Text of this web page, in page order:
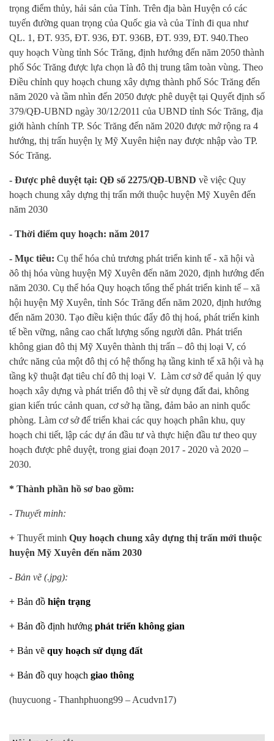
trọng điểm thủy, hải sản của Tỉnh. Trên địa bàn Huyện có các
tuyến đường quan trọng của Quốc gia và của Tỉnh đi qua như
QL. 1, ĐT. 935, ĐT. 936, ĐT. 936B, ĐT. 939, ĐT. 940.Theo
quy hoạch Vùng tỉnh Sóc Trăng, định hướng đến năm 2050 thành
phố Sóc Trăng được lựa chọn là đô thị trung tâm toàn vùng. Theo
Điều chỉnh quy hoạch chung xây dựng thành phố Sóc Trăng đến
năm 2020 và tầm nhìn đến 2050 được phê duyệt tại Quyết định số
379/QĐ-UBND ngày 30/12/2011 của UBND tỉnh Sóc Trăng, địa
giới hành chính TP. Sóc Trăng đến năm 2020 được mở rộng ra 4
hướng, thị trấn huyện lỵ Mỹ Xuyên hiện nay được nhập vào TP.
Sóc Trăng.
- Được phê duyệt tại: QĐ số 2275/QĐ-UBND về việc Quy
hoạch chung xây dựng thị trấn mới thuộc huyện Mỹ Xuyên đến
năm 2030
- Thời điểm quy hoạch: năm 2017
- Mục tiêu: Cụ thể hóa chủ trương phát triển kinh tế - xã hội và
ðô thị hóa vùng huyện Mỹ Xuyên đến năm 2020, định hướng đến
năm 2030. Cụ thể hóa Quy hoạch tổng thể phát triển kinh tế – xã
hội huyện Mỹ Xuyên, tỉnh Sóc Trăng đến năm 2020, định hướng
đến năm 2030. Tạo điều kiện thúc đẩy đô thị hoá, phát triển kinh
tế bền vững, nâng cao chất lượng sống người dân. Phát triển
không gian đô thị Mỹ Xuyên thành thị trấn – đô thị loại V, có
chức năng của một đô thị có hệ thống hạ tầng kinh tế xã hội và hạ
tầng kỹ thuật đạt tiêu chí đô thị loại V. Làm cơ sở để quản lý quy
hoạch xây dựng và phát triển đô thị về sử dụng đất đai, không
gian kiến trúc cảnh quan, cơ sở hạ tầng, đảm bảo an ninh quốc
phòng. Làm cơ sở để triển khai các quy hoạch phân khu, quy
hoạch chi tiết, lập các dự án đầu tư và thực hiện đầu tư theo quy
hoạch được phê duyệt, trong giai đoạn 2017 - 2020 và 2020 –
2030.
* Thành phần hồ sơ bao gồm:
- Thuyết minh:
+ Thuyết minh Quy hoạch chung xây dựng thị trấn mới thuộc
huyện Mỹ Xuyên đến năm 2030
- Bản vẽ (.jpg):
+ Bản đồ hiện trạng
+ Bản đồ định hướng phát triển không gian
+ Bản vẽ quy hoạch sử dụng đất
+ Bản đồ quy hoạch giao thông
(huycuong - Thanhphuong99 – Acudvn17)